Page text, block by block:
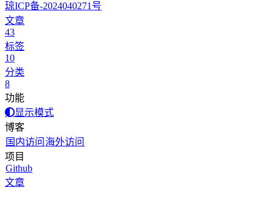
琼ICP备-2024040271号
文章
43
标签
10
分类
8
功能
显示模式
博客
国内访问 海外访问
项目
Github
文章